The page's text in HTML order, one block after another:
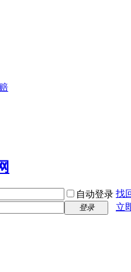
自动登录 找
登录
立